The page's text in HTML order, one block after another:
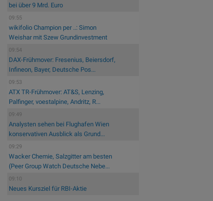
bei über 9 Mrd. Euro
09:55
wikifolio Champion per ..: Simon
Weishar mit Szew Grundinvestment
09:54
DAX-Frühmover: Fresenius, Beiersdorf,
Infineon, Bayer, Deutsche Pos...
09:53
ATX TR-Frühmover: AT&S, Lenzing,
Palfinger, voestalpine, Andritz, R...
09:49
Analysten sehen bei Flughafen Wien
konservativen Ausblick als Grund...
09:29
Wacker Chemie, Salzgitter am besten
(Peer Group Watch Deutsche Nebe...
09:10
Neues Kursziel für RBI-Aktie